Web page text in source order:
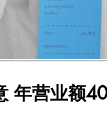
年营业额